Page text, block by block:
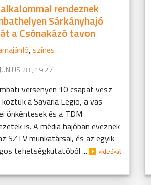
rendeznek
Sárkányhajó
a Csónakázó tavon
, színes
28., 19:27
versenyen 10 csapat vesz
a Savaria Legio, a vas
önkéntesek és a TDM
is. A média hajóban eveznek
SZTV munkatársai, és az egyik
tehetségkutatóból ...